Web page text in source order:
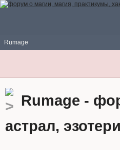
Rumage
Rumage -
астрал,